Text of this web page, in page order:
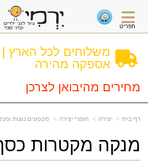
תפריט
משלוחים לכל הארץ |
אספקה מהירה
מחירים מהיבואן לצרכן
דף בית יצירה חומרי יצירה פונפונים נוצות
מנקה מקטרות